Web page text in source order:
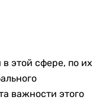
этой сфере, по их
важности этого